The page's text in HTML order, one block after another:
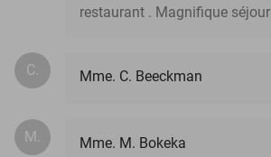
restaurant . Magnifique
C. Mme. C. Beeckman
M.
Mme. M. Bokeka